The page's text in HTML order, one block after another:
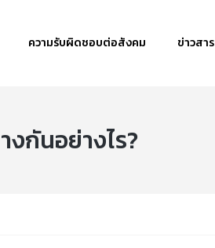
ความรับผิดชอบต่อสังคม ข่าวสาร
งกันอย่างไร?